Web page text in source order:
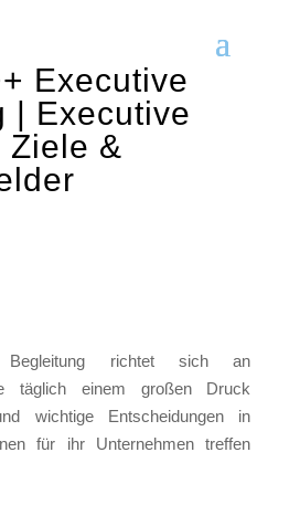
Executive
| Executive
Ziele &
Begleitung richtet sich an
täglich einem großen Druck
wichtige Entscheidungen in
für ihr Unternehmen treffen